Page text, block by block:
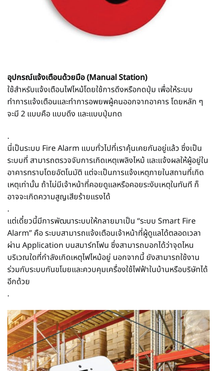
อุปกรณ์แจ้งเตือนด้วยมือ (Manual Station)
ใช้สำหรับแจ้งเตือนไฟไหม้โดยใช้การดึงหรือกดปุ่ม เพื่อให้ระบบ
ทำการแจ้งเตือนและทำการอพยพผู้คนออกจากอาคาร โดยหลัก ๆ
จะมี 2 แบบคือ แบบดึง และแบบปุ่มกด
.
นี่เป็นระบบ Fire Alarm แบบทั่วไปที่เราคุ้นเคยกันอยู่แล้ว ซึ่งเป็น
ระบบที่ สามารถตรวจจับการเกิดเหตุเพลิงไหม้ และแจ้งผลให้ผู้อยู่ใน
อาคารทราบโดยอัตโนมัติ แต่จะเป็นการแจ้งเหตุภายในสถานที่เกิด
เหตุเท่านั้น ถ้าไม่มีเจ้าหน้าที่คอยดูแลหรือคอยระงับเหตุในทันที ก็
อาจจะเกิดความสูญเสียร้ายแรงได้
.
แต่เดี๋ยวนี้มีการพัฒนาระบบให้กลายมาเป็น “ระบบ Smart Fire
Alarm” คือ ระบบสามารถแจ้งเตือนเจ้าหน้าที่ผู้ดูแลได้ตลอดเวลา
ผ่าน Application บนสมาร์ทโฟน ซึ่งสามารถบอกได้ว่าจุดไหน
บริเวณใดที่กำลังเกิดเหตุไฟไหม้อยู่ นอกจากนี้ ยังสามารถใช้งาน
ร่วมกับระบบกันขโมยและควบคุมเครื่องใช้ไฟฟ้าในบ้านหรือบริษัทได้
อีกด้วย
.